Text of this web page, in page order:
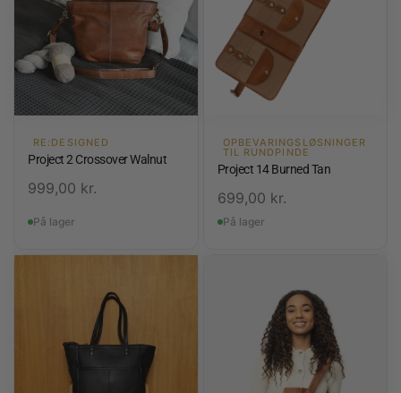
RE:DESIGNED
Project 2 Crossover Walnut
999,00 kr.
På lager
OPBEVARINGSLØSNINGER
TIL RUNDPINDE
Project 14 Burned Tan
699,00 kr.
På lager